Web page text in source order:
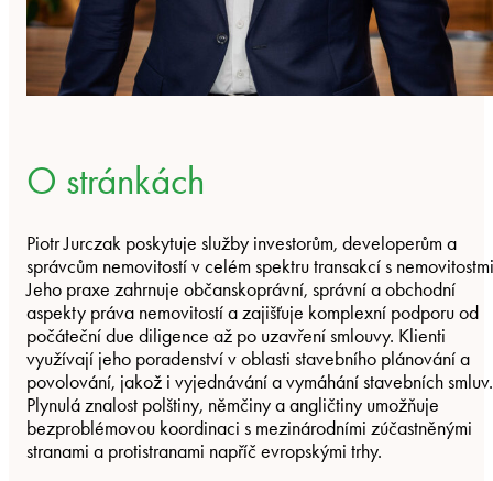
O stránkách
Piotr Jurczak poskytuje služby investorům, developerům a
správcům nemovitostí v celém spektru transakcí s
Jeho praxe zahrnuje občanskoprávní, správní a obchodní
aspekty práva nemovitostí a zajišťuje komplexní podporu od
počáteční due diligence až po uzavření smlouvy. Klienti
využívají jeho poradenství v oblasti stavebního plánování a
povolování, jakož i vyjednávání a vymáhání stavebních smluv.
Plynulá znalost polštiny, němčiny a angličtiny umožňuje
bezproblémovou koordinaci s mezinárodními zúčastněnými
stranami a protistranami napříč evropskými trhy.